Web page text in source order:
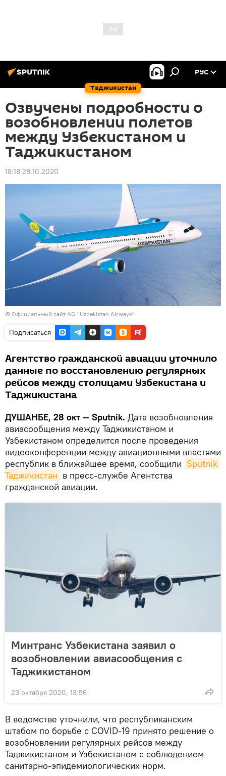
Таджикистан
РУС
Озвучены подробности о
возобновлении полетов
между Узбекистаном и
Таджикистаном
18:18 28.10.2020
© Официальный сайт АО "Uzbekistan Airways"
Подписаться
Агентство гражданской авиации уточнило
данные по восстановлению регулярных
рейсов между столицами Узбекистана и
Таджикистана
ДУШАНБЕ, 28 окт — Sputnik. Дата возобновления
авиасообщения между Таджикистаном и
Узбекистаном определится после проведения
видеоконференции между авиационными властями
республик в ближайшее время, сообщили Sputnik
Таджикистан в пресс-службе Агентства
гражданской авиации.
Минтранс Узбекистана заявил о
возобновлении авиасообщения с
Таджикистаном
23 октября 2020, 13:56
В ведомстве уточнили, что республиканским
штабом по борьбе с COVID-19 принято решение о
возобновлении регулярных рейсов между
Таджикистаном и Узбекистаном с соблюдением
санитарно-эпидемиологических норм.